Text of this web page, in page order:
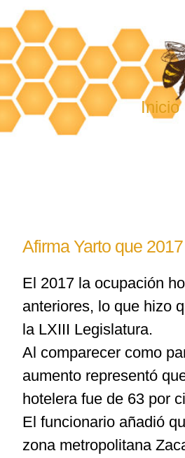
Skip
to
content
Inicio
Afirma Yarto que
El 2017 la ocupación
anteriores, lo que hizo
la LXIII Legislatura.
Al comparecer como
aumento representó
hotelera fue de 63 por
El funcionario añadió
zona metropolitana